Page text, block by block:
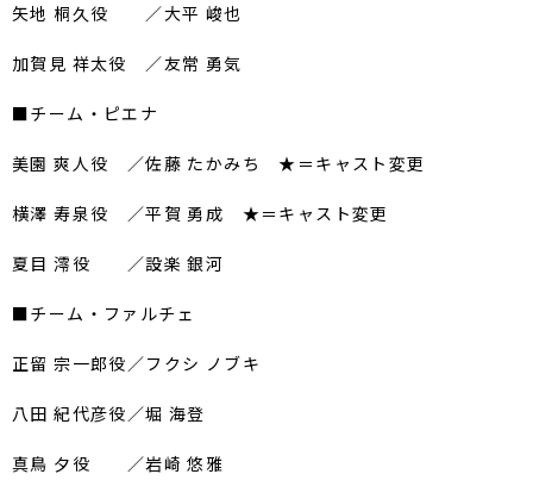
矢地 桐久役 ／大平 峻也
加賀見 祥太役 ／友常 勇気
■チーム・ピエナ
美園 爽人役 ／佐藤 たかみち ★＝キャスト変更
横澤 寿泉役 ／平賀 勇成 ★＝キャスト変更
夏目 澪役 ／設楽 銀河
■チーム・ファルチェ
正留 宗一郎役／フクシ ノブキ
八田 紀代彦役／堀 海登
真鳥 夕役 ／岩崎 悠雅